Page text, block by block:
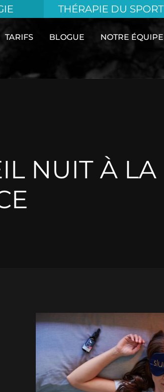
THÉRAPIE DU SPORT
TARIFS BLOGUE NOTRE ÉQUIPE
NUIT À LA